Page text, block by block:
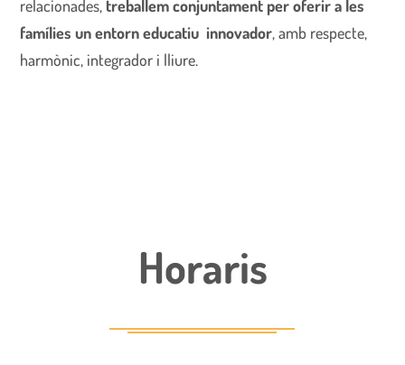
relacionades,treballem conjuntament per oferir a les
famílies un entorn educatiu innovador, amb respecte,
harmònic, integrador i lliure.
Horaris